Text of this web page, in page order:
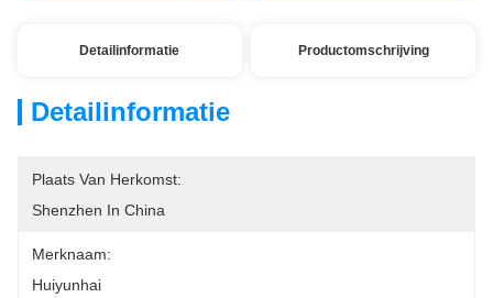
Detailinformatie Productomschrijving
Detailinformatie
Plaats Van Herkomst:
Shenzhen In China
Merknaam:
Huiyunhai